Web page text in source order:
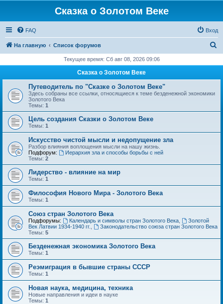
Сказка о Золотом Веке
FAQ Вход
На главную Список форумов
с
Текущее время: Сб авг 08, 2026 09:06
Сказка о Золотом Веке
Путеводитель по "Сказке о Золотом Веке"
Здесь собраны все ссылки, относящиеся к теме безденежной экономики
Золотого Века
Темы: 1
Цель создания Сказки о Золотом Веке
Темы: 1
Искусство чистой мысли и недопущение зла
Разбор влияния воплощения мысли на нашу жизнь.
Подфорум:
Иерархия зла и способы борьбы с ней
Темы: 2
Лидерство - влияние на мир
Темы: 1
Философия Нового Мира - Золотого Века
Темы: 1
Cоюз стран Золотого Века
Подфорумы: Календарь и символы стран Золотого Века,
Золотой
Век Латвии 1934-1940 гг.
Законодательство союза стран Золотого Века
Темы: 5
Безденежная экономика Золотого Века
Темы: 1
Реэмиграция в бывшие страны СССР
Темы: 1
Новая наука, медицина, техника
Новые направления и идеи в науке
Темы: 1